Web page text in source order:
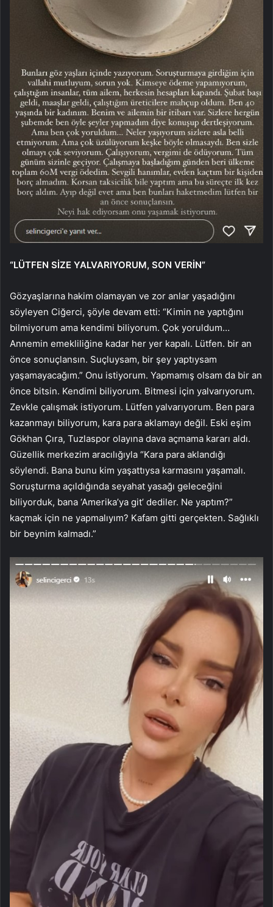
“LÜTFEN SİZE YALVARIYORUM, SON VERİN”
Gözyaşlarına hakim olamayan ve zor anlar yaşadığını
söyleyen Ciğerci, şöyle devam etti: “Kimin ne yaptığını
bilmiyorum ama kendimi biliyorum. Çok yoruldum…
Annemin emekliliğine kadar her yer kapalı. Lütfen. bir an
önce sonuçlansın. Suçluysam, bir şey yaptıysam
yaşamayacağım.” Onu istiyorum. Yapmamış olsam da bir an
önce bitsin. Kendimi biliyorum. Bitmesi için yalvarıyorum.
Zevkle çalışmak istiyorum. Lütfen yalvarıyorum. Ben para
kazanmayı biliyorum, kara para aklamayı değil. Eski eşim
Gökhan Çıra, Tuzlaspor olayına dava açmama kararı aldı.
Güzellik merkezim aracılığıyla “Kara para aklandığı
söylendi. Bana bunu kim yaşattıysa karmasını yaşamalı.
Soruşturma açıldığında seyahat yasağı geleceğini
biliyorduk, bana ‘Amerika’ya git’ dediler. Ne yaptım?”
kaçmak için ne yapmalıyım? Kafam gitti gerçekten. Sağlıklı
bir beynim kalmadı.”